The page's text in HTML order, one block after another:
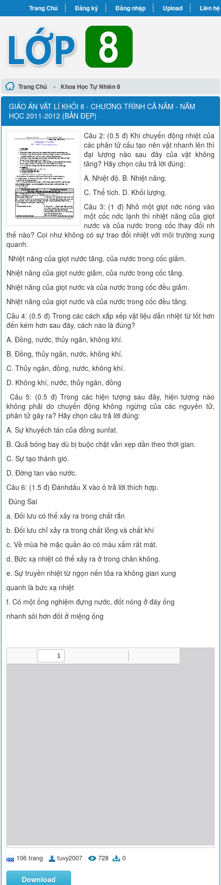
Trang Chủ Đăng ký Đăng nhập Upload Liên hệ
Trang Chủ › Khoa Học Tự Nhiên 8
GIÁO ÁN VẬT LÍ KHỐI 8 - CHƯƠNG TRÌNH CẢ NĂM - NĂM
HỌC 2011-2012 (BẢN ĐẸP)
Câu 2: (0.5 đ) Khi chuyển động nhiệt của
các phân tử cấu tạo nên vật nhanh lên thì
đại lượng nào sau đây của vật không
tăng? Hãy chọn câu trả lời đúng:
A. Nhiệt độ. B. Nhiệt năng.
C. Thể tích. D. Khối lượng.
Câu 3: (1 đ) Nhỏ một giọt nớc nóng vào
một cốc nớc lạnh thì nhiệt năng của giọt
nước và của nước trong cốc thay đổi nh
thế nào? Coi như không có sự trao đổi nhiệt với môi trường xung
quanh.
Nhiệt năng của giọt nước tăng, của nước trong cốc giảm.
Nhiệt năng của giọt nước giảm, của nước trong cốc tăng.
Nhiệt năng của giọt nước và của nước trong cốc đều giảm.
Nhiệt năng của giọt nước và của nước trong cốc đều tăng.
Câu 4: (0.5 đ) Trong các cách xắp xếp vật liệu dẫn nhiệt từ tốt hơn
đến kém hơn sau đây, cách nào là đúng?
A. Đồng, nước, thủy ngân, không khí.
B. Đồng, thủy ngân, nước, không khí.
C. Thủy ngân, đồng, nước, không khí.
D. Không khí, nước, thủy ngân, đồng
Câu 5: (0.5 đ) Trong các hiện tượng sau đây, hiện tượng nào
không phải do chuyển động không ngừng của các nguyên tử,
phân tử gây ra? Hãy chọn câu trả lời đúng:
A. Sự khuyếch tán của đồng sunfat.
B. Quả bóng bay dù bị buộc chặt vẫn xẹp dần theo thời gian.
C. Sự tạo thành gió.
D. Đờng tan vào nước.
Câu 6: (1.5 đ) Đánhdấu X vào ô trả lời thích hợp.
Đúng Sai
a. Đối lưu có thể xảy ra trong chất rắn
b. Đối lưu chỉ xảy ra trong chất lỏng và chất khí
c. Về mùa hè mặc quần áo có màu xẩm rất mát.
d. Bức xạ nhiệt có thể xảy ra ở trong chân không.
e. Sự truyền nhiệt từ ngọn nến tỏa ra không gian xung
quanh là bức xạ nhiệt
f. Có một ống nghiệm đựng nước, đốt nóng ở đáy ống
nhanh sôi hơn đốt ở miệng ống
106 trang tuvy2007 728 0
Download